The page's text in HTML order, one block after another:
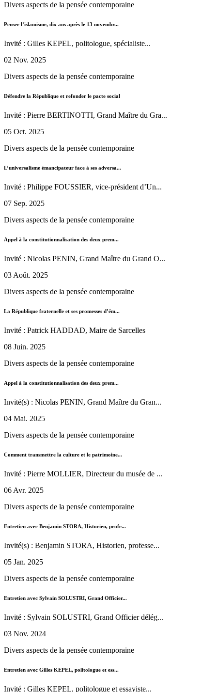
Divers aspects de la pensée contemporaine
Penser l’islamisme, dix ans après le 13 novembr...
Invité : Gilles KEPEL, politologue, spécialiste...
02 Nov. 2025
Divers aspects de la pensée contemporaine
Défendre la République et refonder le pacte social
Invité : Pierre BERTINOTTI, Grand Maître du Gra...
05 Oct. 2025
Divers aspects de la pensée contemporaine
L’universalisme émancipateur face à ses adversa...
Invité : Philippe FOUSSIER, vice-président d’Un...
07 Sep. 2025
Divers aspects de la pensée contemporaine
Appel à la constitutionnalisation des deux prem...
Invité : Nicolas PENIN, Grand Maître du Grand O...
03 Août. 2025
Divers aspects de la pensée contemporaine
La République fraternelle et ses promesses d’ém...
Invité : Patrick HADDAD, Maire de Sarcelles
08 Juin. 2025
Divers aspects de la pensée contemporaine
Appel à la constitutionnalisation des deux prem...
Invité(s) : Nicolas PENIN, Grand Maître du Gran...
04 Mai. 2025
Divers aspects de la pensée contemporaine
Comment transmettre la culture et le patrimoine...
Invité : Pierre MOLLIER, Directeur du musée de ...
06 Avr. 2025
Divers aspects de la pensée contemporaine
Entretien avec Benjamin STORA, Historien, profe...
Invité(s) : Benjamin STORA, Historien, professe...
05 Jan. 2025
Divers aspects de la pensée contemporaine
Entretien avec Sylvain SOLUSTRI, Grand Officier...
Invité : Sylvain SOLUSTRI, Grand Officier délég...
03 Nov. 2024
Divers aspects de la pensée contemporaine
Entretien avec Gilles KEPEL, politologue et ess...
Invité : Gilles KEPEL, politologue et essayiste...